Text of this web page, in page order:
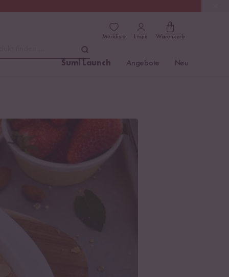
Merkliste Login Warenkorb
Sumi Launch Angebote Neu